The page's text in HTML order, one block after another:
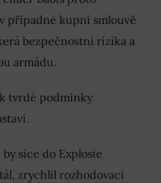
případné kupní smlouvě
bezpečnostní rizika a
armádu.
tvrdé podmínky
sice do Explosie
zrychlil rozhodovací